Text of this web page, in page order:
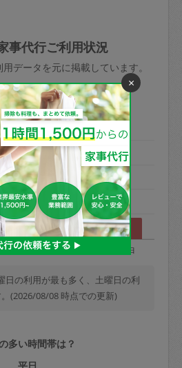
る当日キャンセル＝依頼
交通費全額
／土曜日午前9時開始の場
9時以降はキャンセル料が
曜日9時まで＝依頼料金の
曜日8時まで＝依頼金額の
施時間＝依頼金額の100%
る当日キャンセル＝依頼
交通費全額
ンセルする場合、毎週定
隔週定期は月1回までキャ
保険の対象外となるので
。
も参照ください：初めて
意しなくてはいけない点
事代行ご利用状況
データを元に掲載しています。
の多い曜日は？
水 木 金 日
日の利用が最も多く、土曜日の利
(2026/08/08 時点での更新)
多い時間帯は？
×